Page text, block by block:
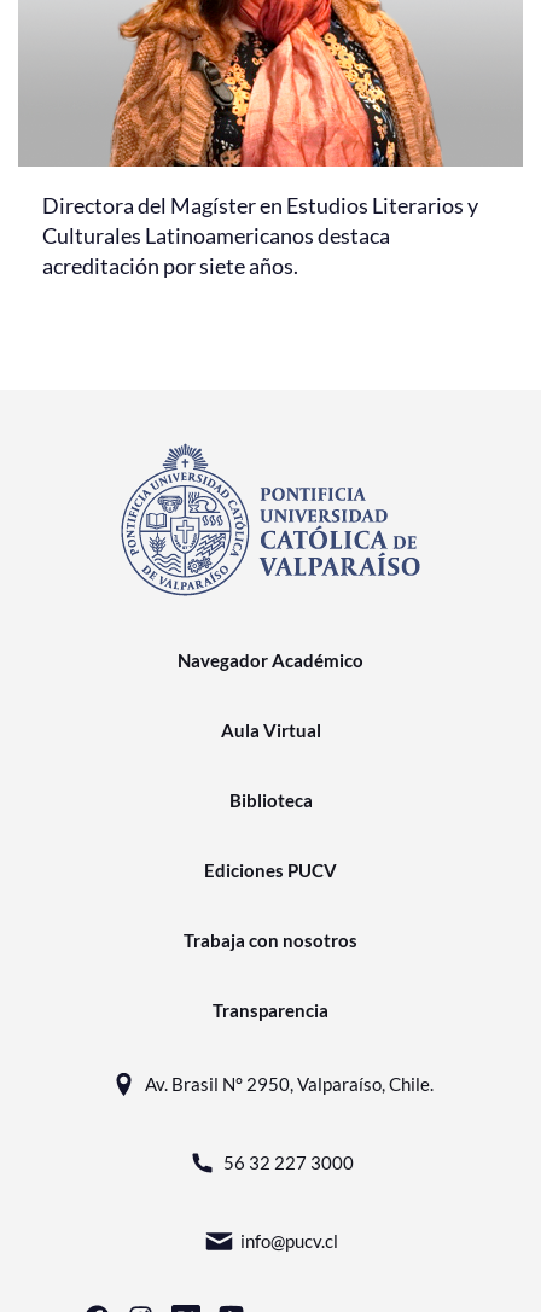
Directora del Magíster en Estudios Literarios y
Culturales Latinoamericanos destaca
acreditación por siete años.
Navegador Académico
Aula Virtual
Biblioteca
Ediciones PUCV
Trabaja con nosotros
Transparencia
Av. Brasil N° 2950, Valparaíso, Chile.
56 32 227 3000
info@pucv.cl